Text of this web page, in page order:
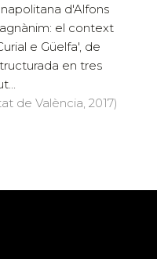
d'Alfons
el context
e Güelfa', de
en tres
de València, 2017)